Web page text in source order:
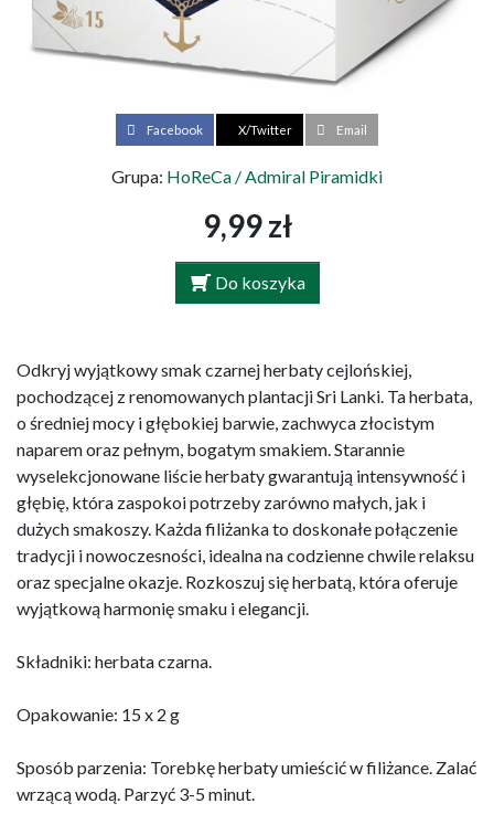
Facebook X/Twitter Email
Grupa: HoReCa / Admiral Piramidki
9,99 zł
Do koszyka
Odkryj wyjątkowy smak czarnej herbaty cejlońskiej,
pochodzącej z renomowanych plantacji Sri Lanki. Ta herbata,
o średniej mocy i głębokiej barwie, zachwyca złocistym
naparem oraz pełnym, bogatym smakiem. Starannie
wyselekcjonowane liście herbaty gwarantują intensywność i
głębię, która zaspokoi potrzeby zarówno małych, jak i
dużych smakoszy. Każda filiżanka to doskonałe połączenie
tradycji i nowoczesności, idealna na codzienne chwile relaksu
oraz specjalne okazje. Rozkoszuj się herbatą, która oferuje
wyjątkową harmonię smaku i elegancji.
Składniki: herbata czarna.
Opakowanie: 15 x 2 g
Sposób parzenia: Torebkę herbaty umieścić w filiżance. Zalać
wrzącą wodą. Parzyć 3-5 minut.